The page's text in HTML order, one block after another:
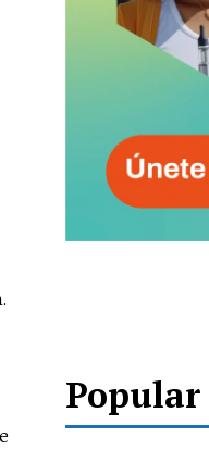
Popular